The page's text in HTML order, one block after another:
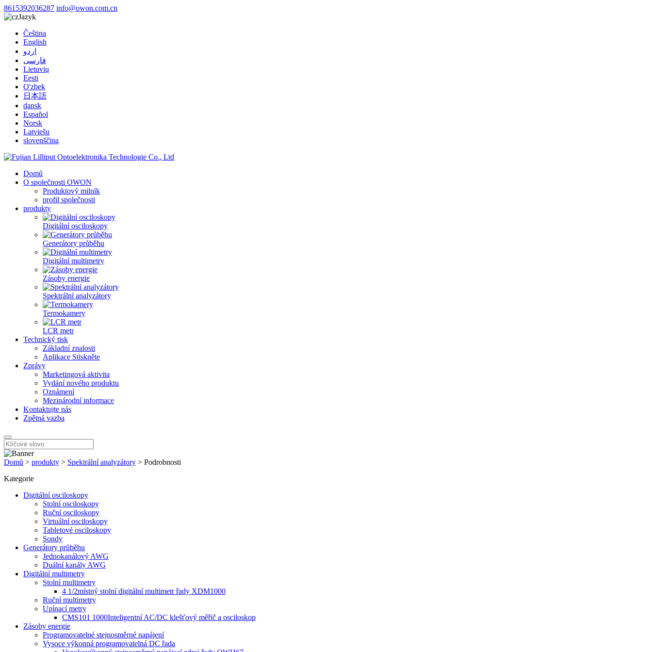
8615392036287 info@owon.com.cn
Jazyk
Čeština
English
اردو
فارسی
Lietuvių
Eesti
O'zbek
日本語
dansk
Español
Norsk
Latviešu
slovenščina
Domů
O společnosti OWON
Produktový milník
profil společnosti
produkty
Digitální osciloskopy
Generátory průběhu
Digitální multimetry
Zásoby energie
Spektrální analyzátory
Termokamery
LCR metr
Technický tisk
Základní znalosti
Aplikace Stiskněte
Zprávy
Marketingová aktivita
Vydání nového produktu
Oznámení
Mezinárodní informace
Kontaktujte nás
Zpětná vazba
Domů > produkty > Spektrální analyzátory > Podrobnosti
Kategorie
Digitální osciloskopy
Stolní osciloskopy
Ruční osciloskopy
Virtuální osciloskopy
Tabletové osciloskopy
Sondy
Generátory průběhu
Jednokanálový AWG
Duální kanály AWG
Digitální multimetry
Stolní multimetry
4 1/2místný stolní digitální multimetr řady XDM1000
Ruční multimetry
Upínací metry
CMS101 1000Inteligentní AC/DC klešťový měřič a osciloskop
Zásoby energie
Programovatelné stejnosměrné napájení
Vysoce výkonná programovatelná DC řada